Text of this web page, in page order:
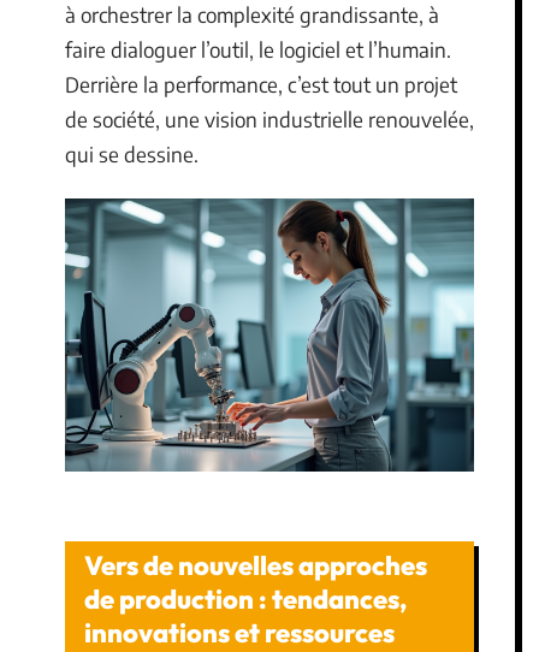
à orchestrer la complexité grandissante, à
faire dialoguer l’outil, le logiciel et l’humain.
Derrière la performance, c’est tout un projet
de société, une vision industrielle renouvelée,
qui se dessine.
Vers de nouvelles approches
de production : tendances,
innovations et ressources